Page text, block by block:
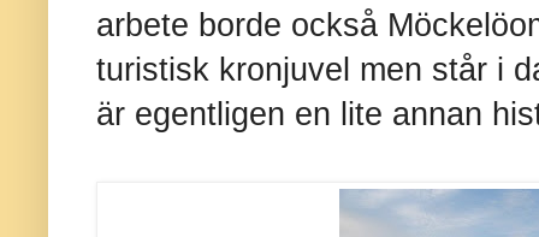
arbete borde också
turistisk kronjuvel men står i
är egentligen en lite annan